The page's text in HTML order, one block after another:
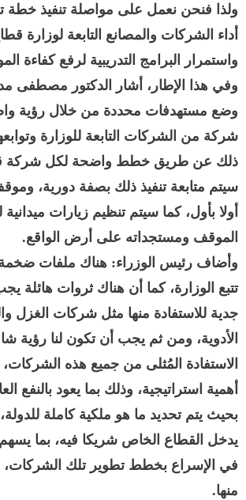
ولذا فنحن نعمل على مواصلة تنفيذ خطة
أداء الشركات والمصانع التابعة لوزارة
واستمرار البرامج التدريبية لرفع كفاءة
وفي هذا الإطار، أشار الدكتور مصطفى
وضع مستهدفات محددة من خلال رؤية
شركة من الشركات التابعة للوزارة
ذلك عن طريق خطط واضحة لكل شركة
سيتم متابعة تنفيذ ذلك بصفة دورية،
أولا بأول، كما سيتم تنظيم زيارات ميدانية
الموقف ومستجداته على أرض الواقع.
وأضاف رئيس الوزراء: هناك ملفات
تتبع الوزارة، كما أن هناك ثروات هائلة
جدية للاستفادة منها مثل شركات الغزل
الأدوية، ومن ثم يجب أن تكون لنا رؤية
الاستفادة المُثلى من جميع هذه الشركات،
أهمية استراتيجية، وذلك بما يعود بالنفع
بحيث يتم تحديد ما هو ملكية كاملة
يدخل القطاع الخاص شريكا فيه، بما يسهم
في الإسراع بخطط تطوير تلك الشركات،
منها.